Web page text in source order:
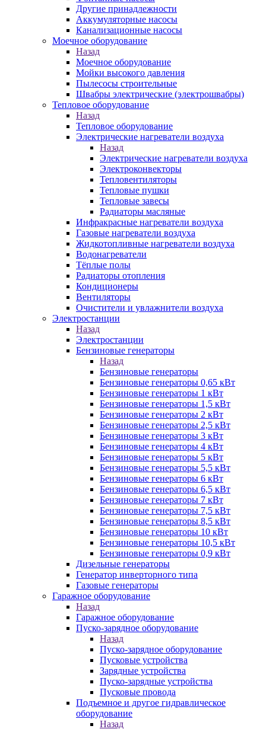
Другие принадлежности
Аккумуляторные насосы
Канализационные насосы
Моечное оборудование
Назад
Моечное оборудование
Мойки высокого давления
Пылесосы строительные
Швабры электрические (электрошвабры)
Тепловое оборудование
Назад
Тепловое оборудование
Электрические нагреватели воздуха
Назад
Электрические нагреватели воздуха
Электроконвекторы
Тепловентиляторы
Тепловые пушки
Тепловые завесы
Радиаторы масляные
Инфракрасные нагреватели воздуха
Газовые нагреватели воздуха
Жидкотопливные нагреватели воздуха
Водонагреватели
Тёплые полы
Радиаторы отопления
Кондиционеры
Вентиляторы
Очистители и увлажнители воздуха
Электростанции
Назад
Электростанции
Бензиновые генераторы
Назад
Бензиновые генераторы
Бензиновые генераторы 0,65 кВт
Бензиновые генераторы 1 кВт
Бензиновые генераторы 1,5 кВт
Бензиновые генераторы 2 кВт
Бензиновые генераторы 2,5 кВт
Бензиновые генераторы 3 кВт
Бензиновые генераторы 4 кВт
Бензиновые генераторы 5 кВт
Бензиновые генераторы 5,5 кВт
Бензиновые генераторы 6 кВт
Бензиновые генераторы 6,5 кВт
Бензиновые генераторы 7 кВт
Бензиновые генераторы 7,5 кВт
Бензиновые генераторы 8,5 кВт
Бензиновые генераторы 10 кВт
Бензиновые генераторы 10,5 кВт
Бензиновые генераторы 0,9 кВт
Дизельные генераторы
Генератор инверторного типа
Газовые генераторы
Гаражное оборудование
Назад
Гаражное оборудование
Пуско-зарядное оборудование
Назад
Пуско-зарядное оборудование
Пусковые устройства
Зарядные устройства
Пуско-зарядные устройства
Пусковые провода
Подъемное и другое гидравлическое
оборудование
Назад